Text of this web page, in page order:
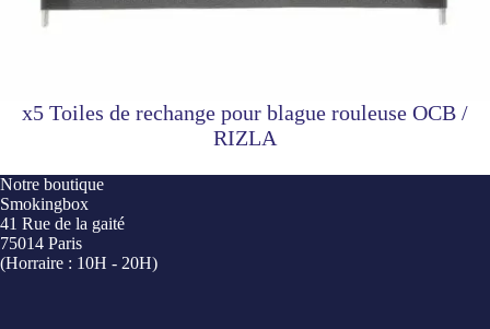
x5 Toiles de rechange pour blague rouleuse OCB /
RIZLA
Notre boutique
Smokingbox
41 Rue de la gaité
75014 Paris
(Horraire : 10H - 20H)